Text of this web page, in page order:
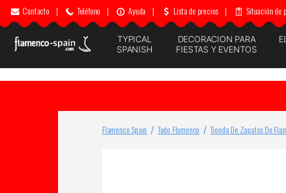
Contacto | Teléfono | Ayuda | Lista de precios | Situación de
TYPICAL
SPANISH
DECORACION PARA
FIESTAS Y EVENTOS
Flamenco Spain Todo Flamenco Tienda De Zapatos De